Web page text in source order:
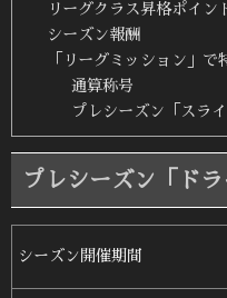
リーグクラス昇格ポイン
シーズン報酬
「リーグミッション」で
通算称号
プレシーズン「スラ
プレシーズン「ドラ
シーズン開催期間